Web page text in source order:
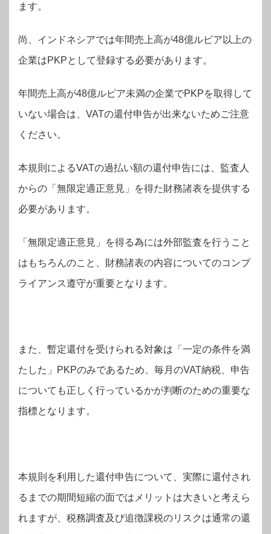
ます。
尚、インドネシアでは年間売上高が48億ルピア以上の
企業はPKPとして登録する必要があります。
年間売上高が48億ルピア未満の企業でPKPを取得して
いない場合は、VATの還付申告が出来ないためご注意
ください。
本規則によるVATの過払い額の還付申告には、監査人
からの「無限定適正意見」を得た財務諸表を提供する
必要があります。
「無限定適正意見」を得る為には外部監査を行うこと
はもちろんのこと、財務諸表の内容についてのコンプ
ライアンス遵守が重要となります。
また、暫定還付を受けられる対象は「一定の条件を満
たした」PKPのみであるため、毎月のVAT納税、申告
についても正しく行っているかが判断のための重要な
指標となります。
本規則を利用した還付申告について、実際に還付され
るまでの期間短縮の面ではメリットは大きいと考えら
れますが、税務調査及び追徴課税のリスクは通常の還